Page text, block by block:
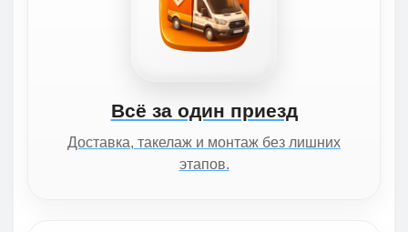
Всё за один приезд
Доставка, такелаж и монтаж без лишних
этапов.